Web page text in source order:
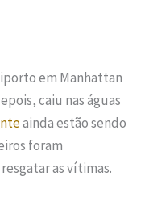
em Manhattan
caiu nas águas
ainda estão sendo
foram
as vítimas.